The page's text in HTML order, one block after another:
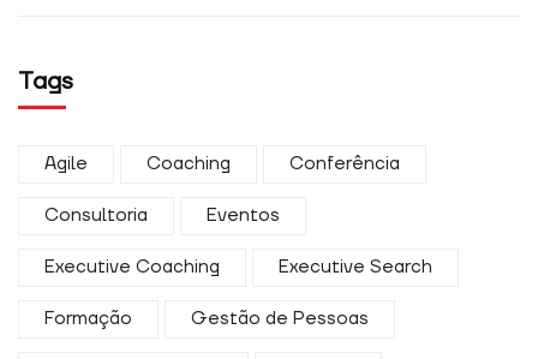
Tags
Agile Coaching Conferência
Consultoria Eventos
Executive Coaching Executive Search
Formação Gestão de Pessoas